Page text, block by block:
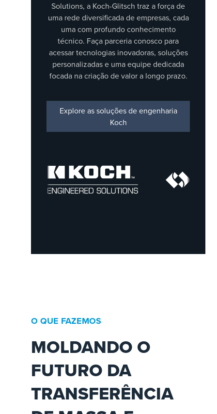
Solutions, a Koch-Glitsch traz a força de
uma rede diversificada de empresas, cada
uma com profundo conhecimento
técnico. Faça parceria conosco para
acessar tecnologias inovadoras, soluções
personalizadas e uma equipe dedicada
focada na criação de valor a longo prazo.
Explore as soluções de engenharia
Koch
O QUE FAZEMOS
MOLDANDO O
FUTURO DA
TRANSFERÊNCIA